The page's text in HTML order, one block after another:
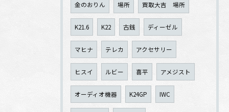
金のおりん 場所 買取大吉 場所
K21.6 K22 古銭 ディーゼル
マヒナ テレカ アクセサリー
ヒスイ ルビー 喜平 アメジスト
オーディオ機器 K24GP IWC